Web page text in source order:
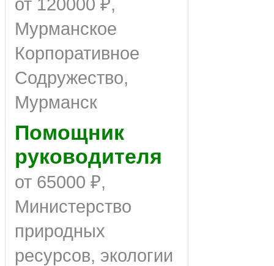
Мурманское
Корпоративное
Содружество,
Мурманск
Помощник
руководителя
от 65000 ₽,
Министерство
природных
ресурсов, экологии